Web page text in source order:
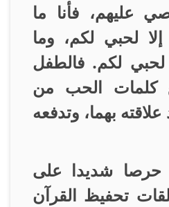
عليهم، فأنا ما
لحبي لكم، وما
لحبي لكم. فالطفل
الحب من
بهما، وتدفعه
شديدا على
تحفيظ القرآن